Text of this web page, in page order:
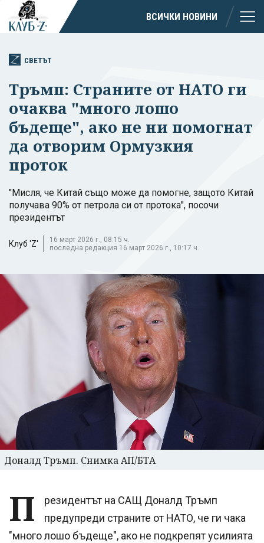
ВСИЧКИ НОВИНИ
СВЕТЪТ
Тръмп: Страните от НАТО ги
очаква "много лошо
бъдеще", ако не ни помогнат
да отворим Ормузкия
проток
"Мисля, че Китай също може да помогне, защото Китай
получава 90% от петрола си от протока", посочи
президентът
Клуб 'Z'
16 март 2026 г., 08:15 ч.
последна редакция 16 март 2026 г., 10:17 ч.
Доналд Тръмп. Снимка АП/БТА
П
резидентът на САЩ Доналд Тръмп
предупреди страните от НАТО, че ги чака
"много лошо бъдеще", ако не подкрепят усилията